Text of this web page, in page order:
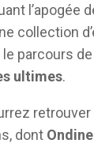
l’apogée
collection
parcours
ultimes.
dont